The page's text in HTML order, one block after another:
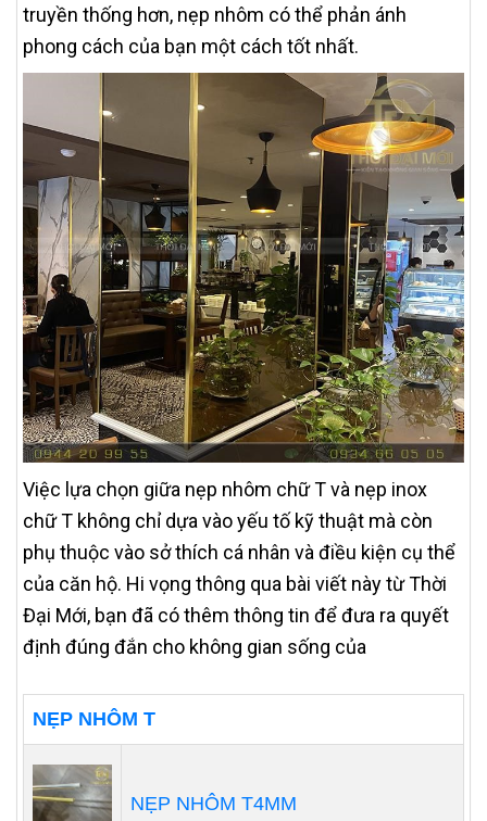
truyền thống hơn, nẹp nhôm có thể phản ánh
phong cách của bạn một cách tốt nhất.
Việc lựa chọn giữa nẹp nhôm chữ T và nẹp inox
chữ T không chỉ dựa vào yếu tố kỹ thuật mà còn
phụ thuộc vào sở thích cá nhân và điều kiện cụ thể
của căn hộ. Hi vọng thông qua bài viết này từ Thời
Đại Mới, bạn đã có thêm thông tin để đưa ra quyết
định đúng đắn cho không gian sống của
NẸP NHÔM T
NẸP NHÔM T4MM